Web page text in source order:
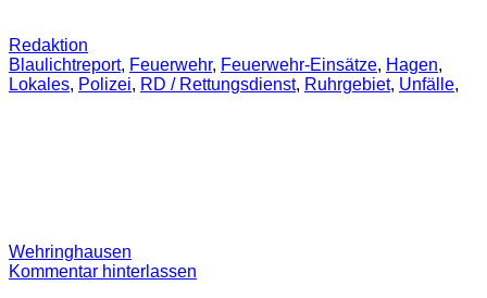
Redaktion
Blaulichtreport, Feuerwehr, Feuerwehr-Einsätze, Hagen,
Lokales, Polizei, RD / Rettungsdienst, Ruhrgebiet, Unfälle,
Wehringhausen
Kommentar hinterlassen